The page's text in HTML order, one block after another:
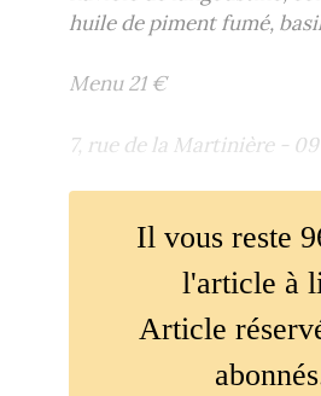
huile de piment fumé,
Menu 21 €
7, rue de la Martinière - 09
Il vous reste
l'article à
Article